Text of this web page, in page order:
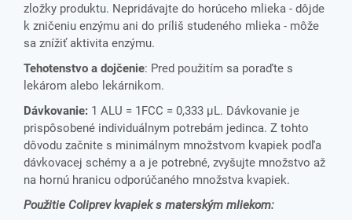
zložky produktu. Nepridávajte do horúceho mlieka - dôjde
k zničeniu enzýmu ani do príliš studeného mlieka - môže
sa znížiť aktivita enzýmu.
Tehotenstvo a dojčenie: Pred použitím sa poraďte s
lekárom alebo lekárnikom.
Dávkovanie: 1 ALU = 1FCC = 0,333 μL. Dávkovanie je
prispôsobené individuálnym potrebám jedinca. Z tohto
dôvodu začnite s minimálnym množstvom kvapiek podľa
dávkovacej schémy a a je potrebné, zvyšujte množstvo až
na hornú hranicu odporúčaného množstva kvapiek.
Použitie Coliprev kvapiek s materským mliekom: